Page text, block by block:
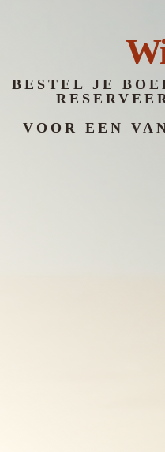
BESTEL JE
VOOR EEN